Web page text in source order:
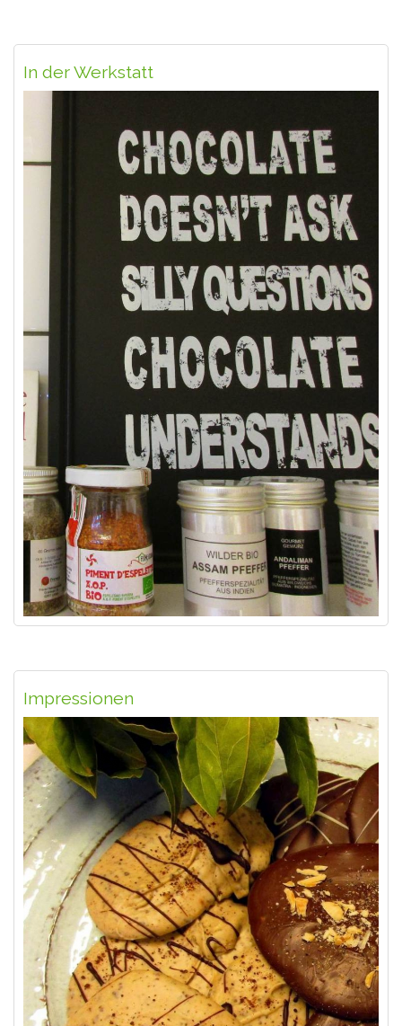
In der Werkstatt
Impressionen